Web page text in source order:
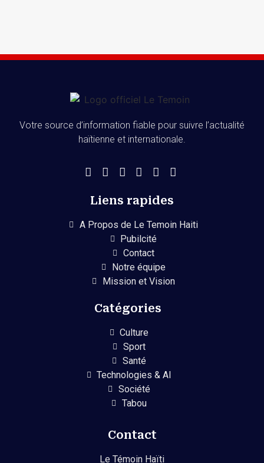
Votre source d’information fiable pour suivre l’actualité
haïtienne et internationale.
Liens rapides
A Propos de Le Temoin Haiti
Pubilcité
Contact
Notre équipe
Mission et Vision
Catégories
Culture
Sport
Santé
Technologies & AI
Société
Tabou
Contact
Le Témoin Haïti